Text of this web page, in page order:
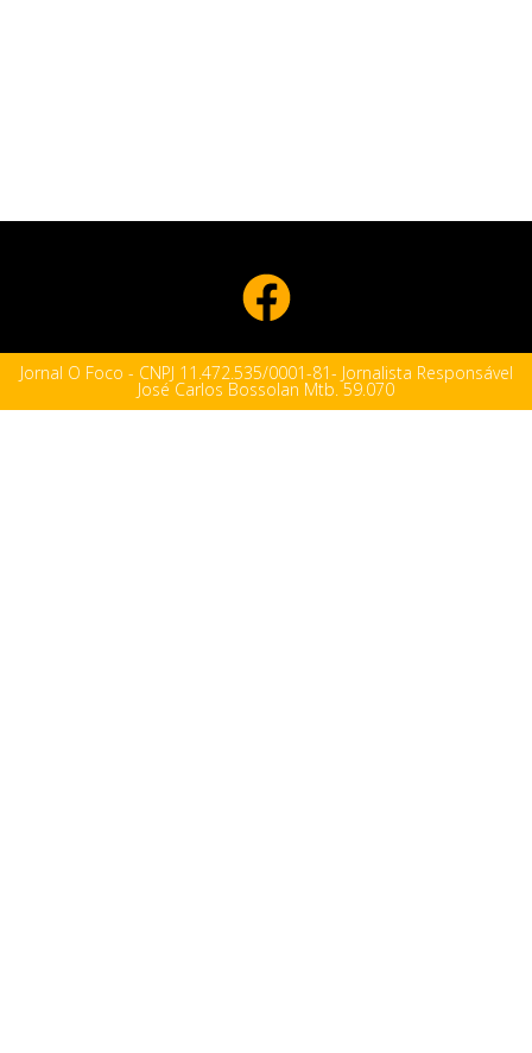
Jornal O Foco - CNPJ 11.472.535/0001-81- Jornalista Responsável
José Carlos Bossolan Mtb. 59.070